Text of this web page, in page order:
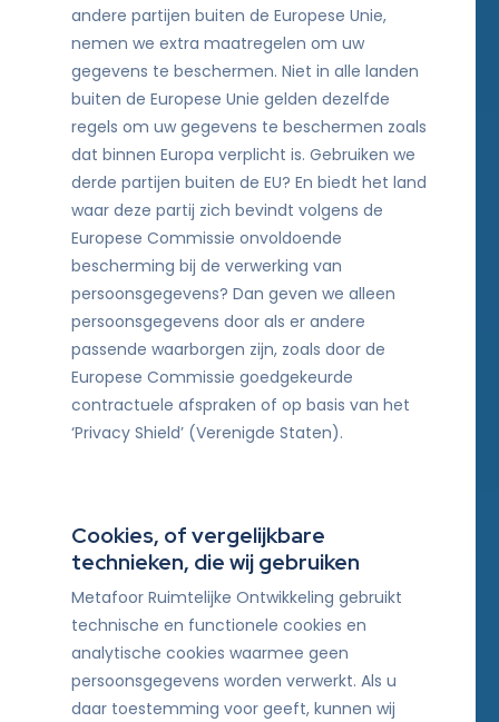
andere partijen buiten de Europese Unie,
nemen we extra maatregelen om uw
gegevens te beschermen. Niet in alle landen
buiten de Europese Unie gelden dezelfde
regels om uw gegevens te beschermen zoals
dat binnen Europa verplicht is. Gebruiken we
derde partijen buiten de EU? En biedt het land
waar deze partij zich bevindt volgens de
Europese Commissie onvoldoende
bescherming bij de verwerking van
persoonsgegevens? Dan geven we alleen
persoonsgegevens door als er andere
passende waarborgen zijn, zoals door de
Europese Commissie goedgekeurde
contractuele afspraken of op basis van het
‘Privacy Shield’ (Verenigde Staten).
Cookies, of vergelijkbare
technieken, die wij gebruiken
Metafoor Ruimtelijke Ontwikkeling gebruikt
technische en functionele cookies en
analytische cookies waarmee geen
persoonsgegevens worden verwerkt. Als u
daar toestemming voor geeft, kunnen wij